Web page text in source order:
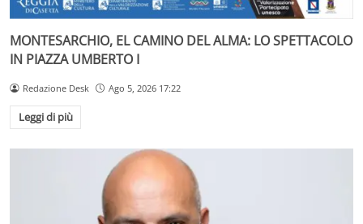
MONTESARCHIO, EL CAMINO DEL ALMA: LO SPETTACOLO
IN PIAZZA UMBERTO I
Redazione Desk Ago 5, 2026 17:22
Leggi di più